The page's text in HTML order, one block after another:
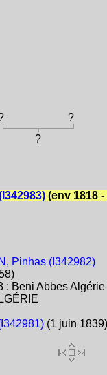
?
?
(env 1818 -
Pinhas (I342982)
: Beni Abbes Algérie
(1 juin 1839)